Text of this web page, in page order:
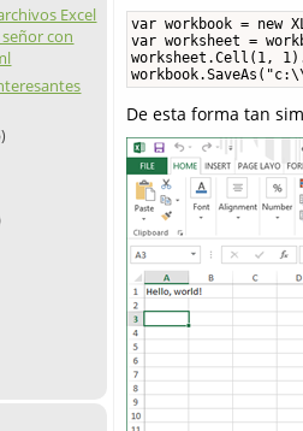
Excel
con
var workbook = new
var worksheet =
worksheet.Cell(1,
De esta forma tan